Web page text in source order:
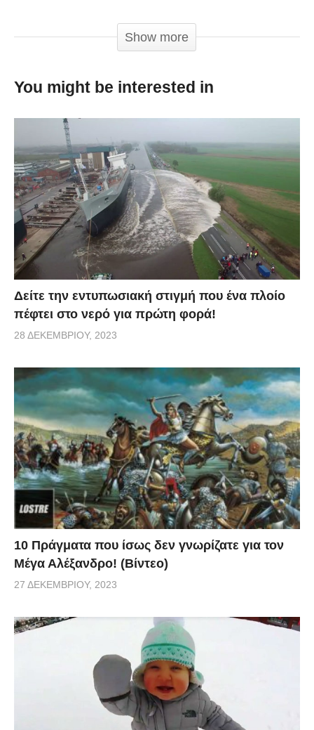
προσέξει λίγο τον εαυτό της; Έχετε αναρωτηθεί εάν η
«εικόνα» που επιλέγουν να μας δείχνουν πολλοί
τους κολακεύει; Δείτε στο βίντεο που ακολουθεί την
θα συμφωνήσετε ότι ποτέ δεν πρέπει να κρίνουμε
τους ανθρώπους από την εμφάνισή τους!
Show more
You might be interested in
Δείτε την εντυπωσιακή στιγμή που ένα πλοίο
πέφτει στο νερό για πρώτη φορά!
28 ΔΕΚΕΜΒΡΊΟΥ, 2023
10 Πράγματα που ίσως δεν γνωρίζατε για τον
Μέγα Αλέξανδρο! (Βίντεο)
27 ΔΕΚΕΜΒΡΊΟΥ, 2023